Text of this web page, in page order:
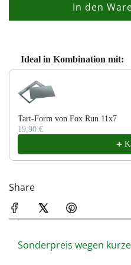
In den
Ideal in Kombination mit:
Use the Previous and Next
Tart-Form von Fox Run 11x7
19,90 €
Share
Sonderpreis wegen